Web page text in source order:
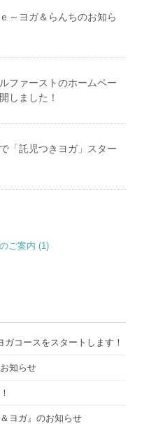
～ヨガ＆らんちのお知ら
ファーストのホームペー
しました！
「託児つきヨガ」スター
ご案内 (1)
コースをスタートします！
知らせ
ヨガ』のお知らせ